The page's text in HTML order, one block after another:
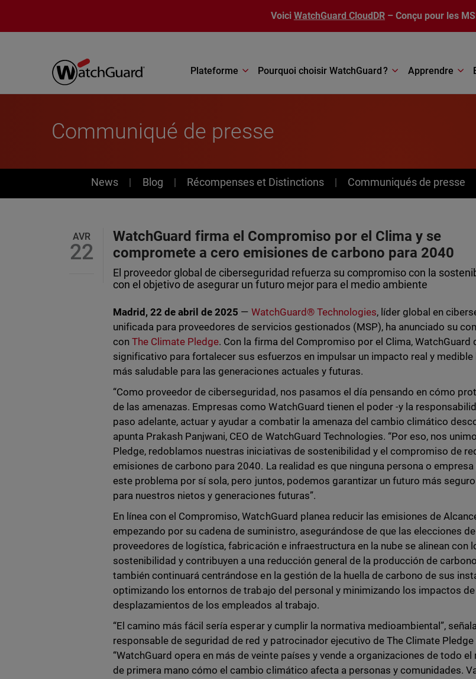
Voici WatchGuard CloudDR – Conçu pour les
Plateforme Pourquoi choisir WatchGuard ? Apprendre
Communiqué de presse
News
News Blog Récompenses et Distinctions Communiqués de presse
AVR
22
WatchGuard firma el Compromiso por el Clima y se
compromete a cero emisiones de carbono para 2040
El proveedor global de ciberseguridad refuerza su compromiso con la
con el objetivo de asegurar un futuro mejor para el medio ambiente
Madrid, 22 de abril de 2025 — WatchGuard® Technologies, líder global en
unificada para proveedores de servicios gestionados (MSP), ha anunciado su
conThe Climate Pledge. Con la firma del Compromiso por el Clima, WatchGuard
significativo para fortalecer sus esfuerzos en impulsar un impacto real y medible
más saludable para las generaciones actuales y futuras.
“Como proveedor de ciberseguridad, nos pasamos el día pensando en cómo
de las amenazas. Empresas como WatchGuard tienen el poder -y la
paso adelante, actuar y ayudar a combatir la amenaza del cambio climático
apunta Prakash Panjwani, CEO de WatchGuard Technologies. “Por eso, nos
Pledge, redoblamos nuestras iniciativas de sostenibilidad y el compromiso de
emisiones de carbono para 2040. La realidad es que ninguna persona o
este problema por sí sola, pero juntos, podemos garantizar un futuro más
para nuestros nietos y generaciones futuras”.
En línea con el Compromiso, WatchGuard planea reducir las emisiones de
empezando por su cadena de suministro, asegurándose de que las elecciones
proveedores de logística, fabricación e infraestructura en la nube se alinean con
sostenibilidad y contribuyen a una reducción general de la producción de
también continuará centrándose en la gestión de la huella de carbono de sus
optimizando los entornos de trabajo del personal y minimizando los impactos
desplazamientos de los empleados al trabajo.
“El camino más fácil sería esperar y cumplir la normativa medioambiental”,
responsable de seguridad de red y patrocinador ejecutivo de The Climate Pledge
“WatchGuard opera en más de veinte países y vende a organizaciones de todo el
de primera mano cómo el cambio climático afecta a personas y comunidades.